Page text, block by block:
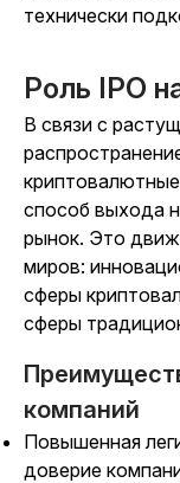
технически
Роль IPO
В связи с
способ выхода
рынок. Это
миров:
сферы
сферы
компаний
Повышенная
доверие